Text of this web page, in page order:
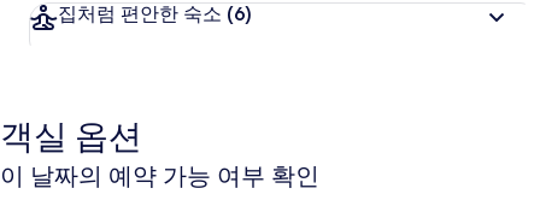
집처럼 편안한 숙소 (6)
객실 옵션
이 날짜의 예약 가능 여부 확인